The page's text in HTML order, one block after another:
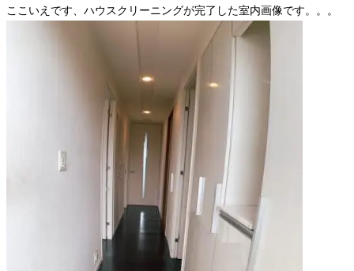
ここいえです、ハウスクリーニングが完了した室内画像です。。。